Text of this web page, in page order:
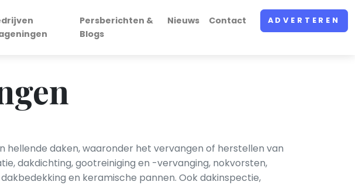
Persberichten &
Blogs
Nieuws Contact ADVERTEREN
daken, waaronder het vervangen of herstellen van
dakdichting, gootreiniging en -vervanging, nokvorsten,
en keramische pannen. Ook dakinspectie,